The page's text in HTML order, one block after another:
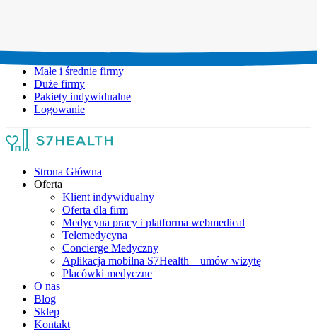
Małe i średnie firmy
Duże firmy
Pakiety indywidualne
Logowanie
Strona Główna
Oferta
Klient indywidualny
Oferta dla firm
Medycyna pracy i platforma webmedical
Telemedycyna
Concierge Medyczny
Aplikacja mobilna S7Health – umów wizytę
Placówki medyczne
O nas
Blog
Sklep
Kontakt